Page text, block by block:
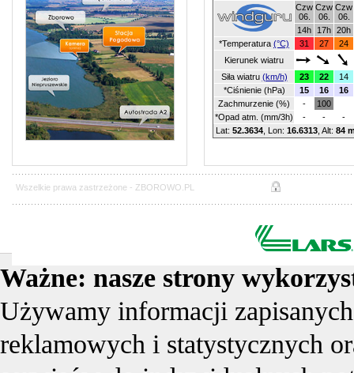
Czw
06.
Czw
06.
Czw
06.
14h
17h 20h
*Temperatura (°C) 31 27
24
Kierunek wiatru
Siła wiatru (km/h) 23 22
14
*Ciśnienie (hPa)
15 16
16
Zachmurzenie (%)
-
100
*Opad atm. (mm/3h)
- -
-
Lat: 52.3634 , Lon: 16.6313 Alt: 84
Wszelkie prawa zastrzeżone - ZBOROWO.PL
Ważne: nasze strony
Używamy informacji
reklamowych i statystycznych